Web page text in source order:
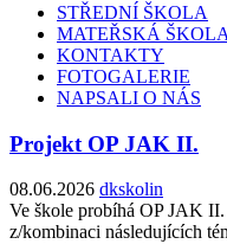
STŘEDNÍ ŠKOLA
MATEŘSKÁ ŠKOLA
KONTAKTY
FOTOGALERIE
NAPSALI O NÁS
Projekt OP JAK II.
08.06.2026 dkskolin
Ve škole probíhá OP JAK
z/kombinaci následujících